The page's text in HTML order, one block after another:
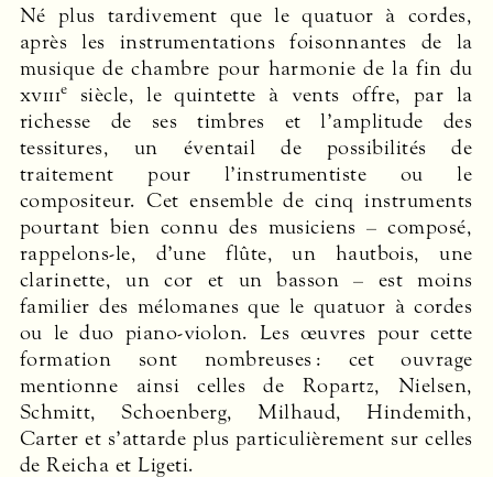
Né plus tardivement que le quatuor à cordes,
après les instrumentations foisonnantes de la
musique de chambre pour harmonie de la fin du
xviiie
siècle, le quintette à vents offre, par la
richesse de ses timbres et l’amplitude des
tessitures, un éventail de possibilités de
traitement pour l’instrumentiste ou le
compositeur. Cet ensemble de cinq instruments
pourtant bien connu des musiciens – composé,
rappelons-le, d’une flûte, un hautbois, une
clarinette, un cor et un basson – est moins
familier des mélomanes que le quatuor à cordes
ou le duo piano-violon. Les œuvres pour cette
formation sont nombreuses : cet ouvrage
mentionne ainsi celles de Ropartz, Nielsen,
Schmitt, Schoenberg, Milhaud, Hindemith,
Carter et s’attarde plus particulièrement sur celles
de Reicha et Ligeti.